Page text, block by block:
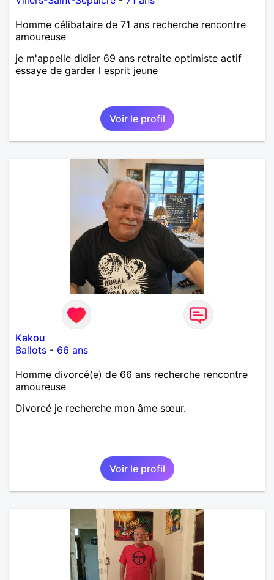
Homme célibataire de 71 ans recherche rencontre
amoureuse
je m'appelle didier 69 ans retraite optimiste actif
essaye de garder l esprit jeune
Voir le profil
Kakou
Ballots - 66 ans
Homme divorcé(e) de 66 ans recherche rencontre
amoureuse
Divorcé je recherche mon âme sœur.
Voir le profil